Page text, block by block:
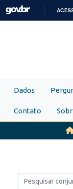
Skip to main content
Dados
Contato